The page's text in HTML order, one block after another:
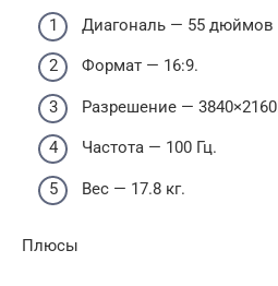
Диагональ — 55 дюймов
Формат — 16:9.
Разрешение —
Частота — 100 Гц.
Вес — 17.8 кг.
Плюсы